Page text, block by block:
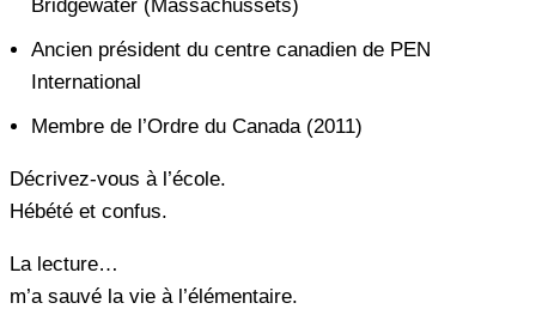
Bridgewater (Massachussets)
Ancien président du centre canadien de PEN
International
Membre de l’Ordre du Canada (2011)
Décrivez-vous à l’école.
Hébété et confus.
La lecture…
m’a sauvé la vie à l’élémentaire.